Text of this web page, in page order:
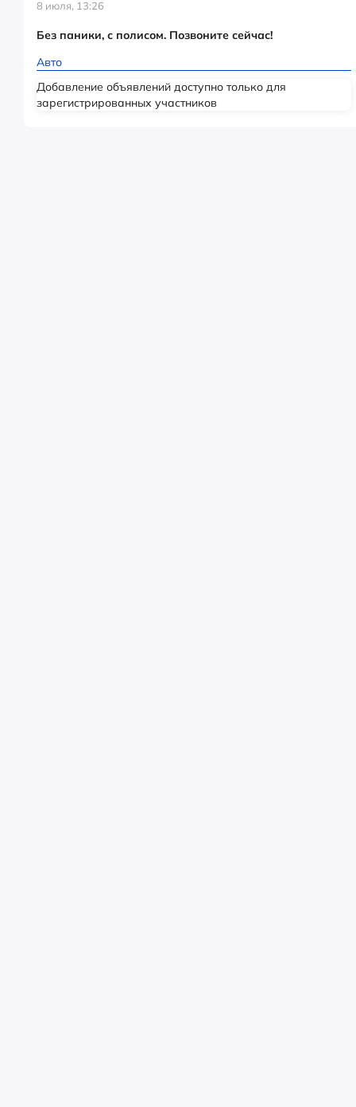
8 июля, 13:26
Без паники, с полисом. Позвоните сейчас!
Авто
Добавление объявлений доступно только для
зарегистрированных участников